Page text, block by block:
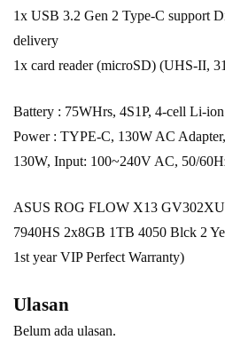
1x USB 3.2 Gen 2 Type-C support
delivery
1x card reader (microSD) (UHS-II,
Battery : 75WHrs, 4S1P, 4-cell Li-ion
Power : TYPE-C, 130W AC
130W, Input: 100~240V AC, 50/
ASUS ROG FLOW X13
7940HS 2x8GB 1TB 4050 Blck 2
1st year VIP Perfect Warranty)
Ulasan
Belum ada ulasan.